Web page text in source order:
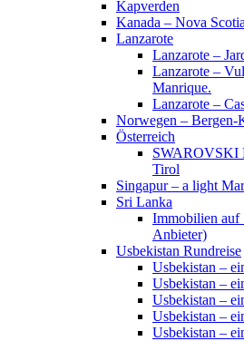
Kapverden
Kanada – Nova Scotia
Lanzarote
Lanzarote –
Lanzarote –
Manrique.
Lanzarote –
Norwegen – Bergen-
Österreich
SWAROVSKI
Tirol
Singapur – a light
Sri Lanka
Immobilien auf
Anbieter)
Usbekistan Rundreise
Usbekistan –
Usbekistan –
Usbekistan –
Usbekistan –
Usbekistan –